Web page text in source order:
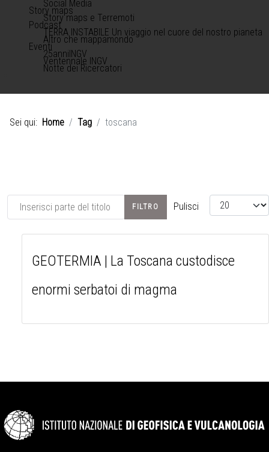
Social Media
Story maps
Story maps e Terremoti
Podcast
TERRA INSTABILE Un viaggio nel cuore del nostro pianeta
Altro che mappamondo
Eventi
25anniINGV
Ventennale INGV
Notte dei Ricercatori
Sei qui: Home Tag toscana
Inserisci parte del titolo FILTRO Pulisci Visualizza #
GEOTERMIA | La Toscana custodisce
enormi serbatoi di magma